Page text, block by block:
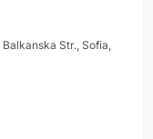
Balkanska Str., Sofia,